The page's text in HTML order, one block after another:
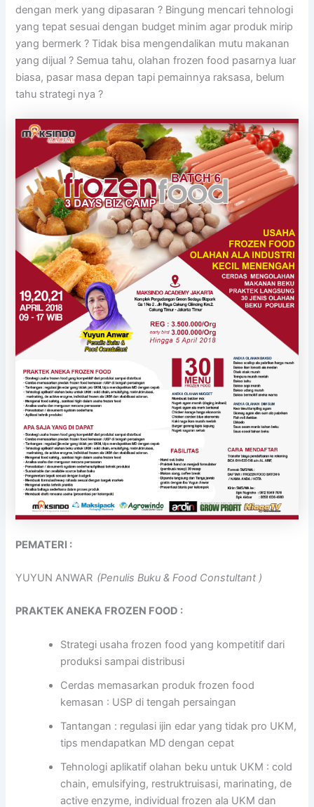
dengan merk yang dipasaran ? Bingung mencari tehnologi
yang tepat sesuai dengan budget minim agar produk mirip
yang bermerk ? Tidak bisa mengendalikan mutu makanan
yang dijual ? Semua tahu, olahan frozen food pasarnya luar
biasa, pasar masa depan tapi pemainnya raksasa, belum
tahu strategi nya ?
PEMATERI :
YUYUN ANWAR (Penulis Buku & Food Constultant )
PRAKTEK ANEKA FROZEN FOOD :
Strategi usaha frozen food yang kompetitif dari
produksi sampai distribusi
Cerdas memasarkan produk frozen food
kemasan : USP di tengah persaingan
Tantangan : regulasi ijin edar yang tidak pro UKM,
tips mendapatkan MD dengan cepat
Tehnologi aplikatif olahan beku untuk UKM : cold
chain, emulsifying, restruktruisasi, marinating, de
active enzyme, individual frozen ala UKM dan